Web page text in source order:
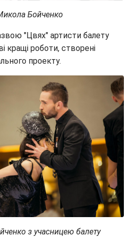
Бойченко
"Цвях" артисти балету
кращі роботи, створені
проекту.
з учасницею балету